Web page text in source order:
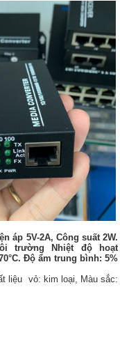
áp 5V-2A, Công suất 2W.
trường Nhiệt độ hoạt
Độ ẩm trung bình: 5%
liệu vỏ: kim loại, Màu sắc: